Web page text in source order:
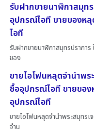
รับฝากขายนาฬิกาสมุท
อุปกรณ์ไอที ขายของห
ไอที
รับฝากขายนาฬิกาสมุทรปราการ
ของ
ขายไอโฟนหลุดจำนำพร
ซื้ออุปกรณ์ไอที ขายขอ
อุปกรณ์ไอที
ขายไอโฟนหลุดจำนำพระสมุทรเ
จำน